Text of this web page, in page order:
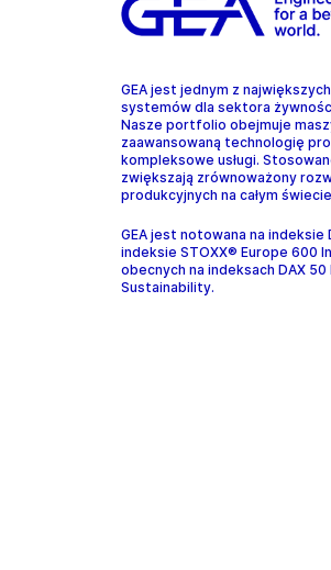
GEA jest jednym z
systemów dla sektora
Nasze portfolio obejmuje
zaawansowaną technologię
kompleksowe usługi.
zwiększają zrównoważony
produkcyjnych na całym
GEA jest notowana na indeksie
indeksie STOXX® Europe 600
obecnych na indeksach DAX 50
Sustainability.